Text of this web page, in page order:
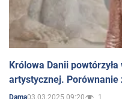
Królowa Danii
artystycznej. Porównanie
Dama03.03.2025 09:20 1